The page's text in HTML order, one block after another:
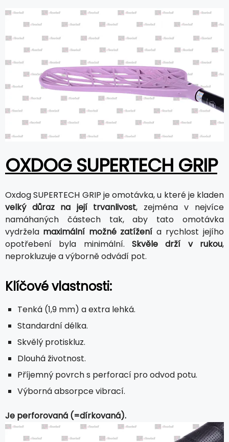
OXDOG SUPERTECH GRIP
Oxdog SUPERTECH GRIP je omotávka, u které je kladen
velký důraz na její trvanlivost, zejména v nejvíce
namáhaných částech tak, aby tato omotávka
vydržela maximální možné zatížení a rychlost jejího
opotřebení byla minimální. Skvěle drží v rukou,
neprokluzuje a výborně odvádí pot.
Klíčové vlastnosti:
Tenká (1,9 mm) a extra lehká.
Standardní délka.
Skvělý protiskluz.
Dlouhá životnost.
Příjemný povrch s perforací pro odvod potu.
Výborná absorpce vibrací.
Je perforovaná (=dírkovaná).